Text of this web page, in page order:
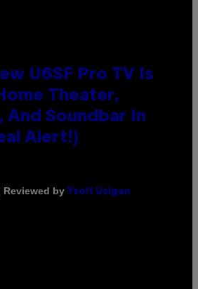
U6SF Pro TV Is
Theater,
And Soundbar In
Alert!)
Reviewed by Ysolt Usigan